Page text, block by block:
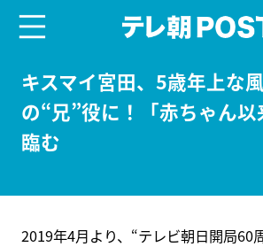
キスマイ宮田、5歳年上な
の“兄”役に！「赤ちゃん
臨む
2019年4月より、“テレビ朝日開局60